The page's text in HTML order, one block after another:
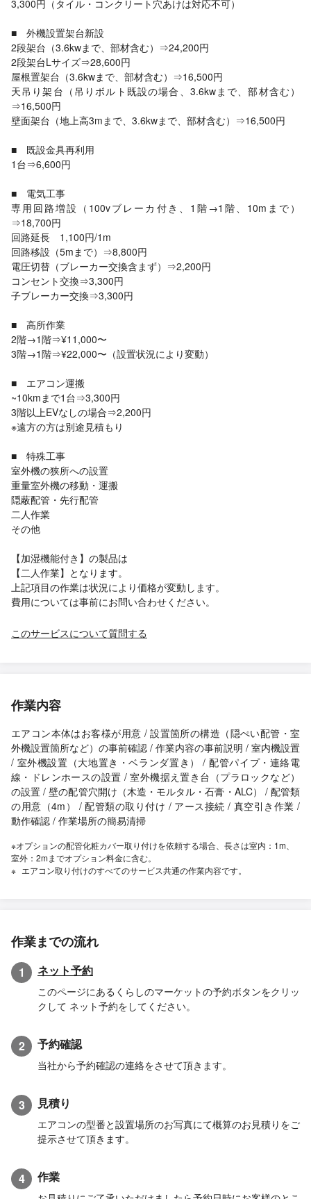
3,300円（タイル・コンクリート穴あけは対応不可）
■ 外機設置架台新設
2段架台（3.6kwまで、部材含む）⇒24,200円
2段架台Lサイズ⇒28,600円
屋根置架台（3.6kwまで、部材含む）⇒16,500円
天吊り架台（吊りボルト既設の場合、3.6kwまで、部材含む）
⇒16,500円
壁面架台（地上高3mまで、3.6kwまで、部材含む）⇒16,500円
■ 既設金具再利用
1台⇒6,600円
■ 電気工事
専用回路増設（100vブレーカ付き、1階→1階、10mまで）
⇒18,700円
回路延長 1,100円/1m
回路移設（5mまで）⇒8,800円
電圧切替（ブレーカー交換含まず）⇒2,200円
コンセント交換⇒3,300円
子ブレーカー交換⇒3,300円
■ 高所作業
2階→1階⇒¥11,000〜
3階→1階⇒¥22,000〜（設置状況により変動）
■ エアコン運搬
~10kmまで1台⇒3,300円
3階以上EVなしの場合⇒2,200円
※遠方の方は別途見積もり
■ 特殊工事
室外機の狭所への設置
重量室外機の移動・運搬
隠蔽配管・先行配管
二人作業
その他
【加湿機能付き】の製品は
【二人作業】となります。
上記項目の作業は状況により価格が変動します。
費用については事前にお問い合わせください。
このサービスについて質問する
作業内容
エアコン本体はお客様が用意 / 設置箇所の構造（隠ぺい配管・室
外機設置箇所など）の事前確認 / 作業内容の事前説明 / 室内機設置
/ 室外機設置（大地置き・ベランダ置き） / 配管パイプ・連絡電
線・ドレンホースの設置 / 室外機据え置き台（プラロックなど）
の設置 / 壁の配管穴開け（木造・モルタル・石膏・ALC） / 配管類
の用意（4m） / 配管類の取り付け / アース接続 / 真空引き作業 /
動作確認 / 作業場所の簡易清掃
※オプションの配管化粧カバー取り付けを依頼する場合、長さは室内：1m、
室外：2mまでオプション料金に含む。
エアコン取り付けのすべてのサービス共通の作業内容です。
作業までの流れ
1 ネット予約
このページにあるくらしのマーケットの予約ボタンをクリッ
クして ネット予約をしてください。
2 予約確認
当社から予約確認の連絡をさせて頂きます。
3 見積り
エアコンの型番と設置場所のお写真にて概算のお見積りをご
提示させて頂きます。
4 作業